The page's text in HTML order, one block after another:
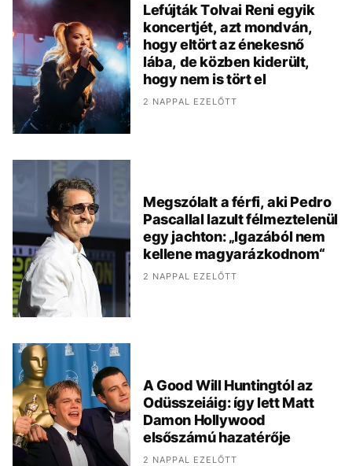
Lefújták Tolvai Reni egyik
koncertjét, azt mondván,
hogy eltört az énekesnő
lába, de közben kiderült,
hogy nem is tört el
2 NAPPAL EZELŐTT
Megszólalt a férfi, aki Pedro
Pascallal lazult félmeztelenül
egy jachton: „Igazából nem
kellene magyarázkodnom“
2 NAPPAL EZELŐTT
A Good Will Huntingtól az
Odüsszeiáig: így lett Matt
Damon Hollywood
elsőszámú hazatérője
2 NAPPAL EZELŐTT